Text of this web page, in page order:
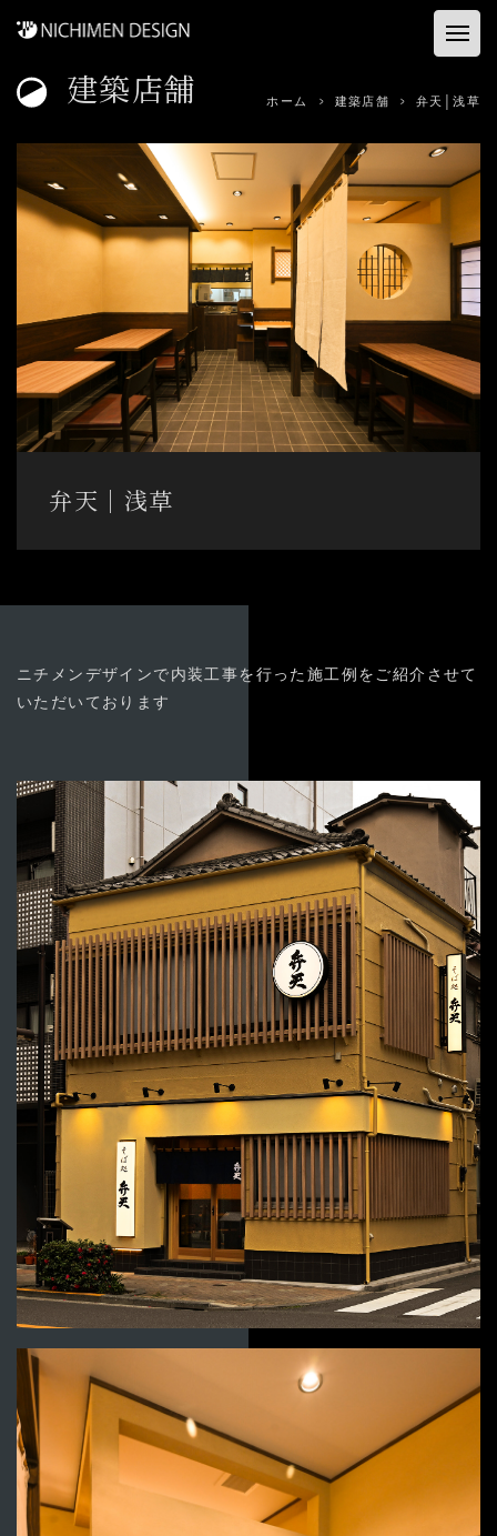
ホーム
建築店舗
コンサル&プロデュース
資料ダウンロード
事業内容
会社概要
03-3894-8971
受付時間9:00〜18:00 [土日祭日除く]
よくある質問
建築店舗 ホーム 建築店舗 弁天│浅草
弁天│浅草
ニチメンデザインで内装工事を行った施工例をご紹介させて
いただいております